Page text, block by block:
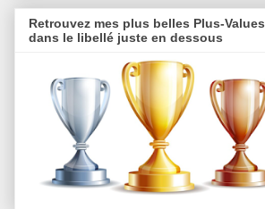
Retrouvez mes plus belles Plus-Values
dans le libellé juste en dessous